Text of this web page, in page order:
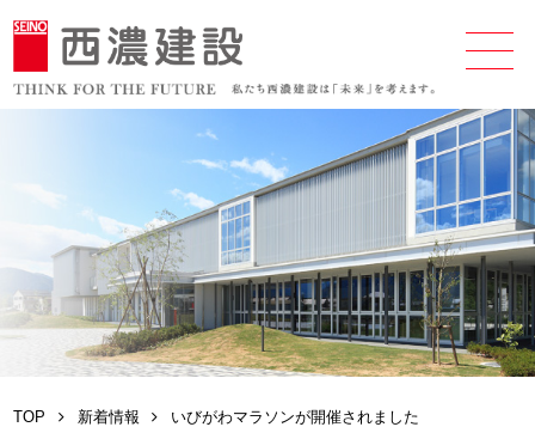
TOP 新着情報 いびがわマラソンが開催されました